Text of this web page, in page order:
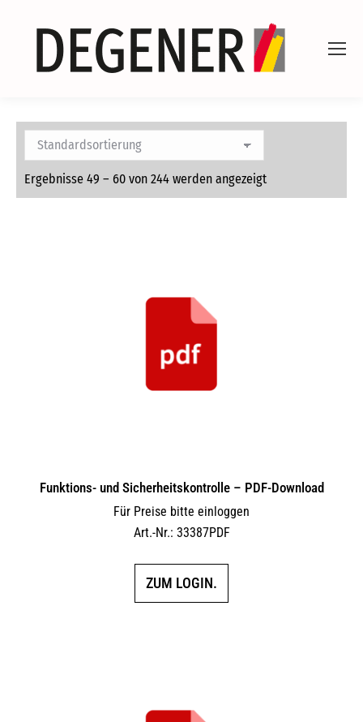
Ergebnisse 49 – 60 von 244 werden angezeigt
Funktions- und Sicherheitskontrolle – PDF-Download
Für Preise bitte einloggen
Art.-Nr.: 33387PDF
ZUM LOGIN.